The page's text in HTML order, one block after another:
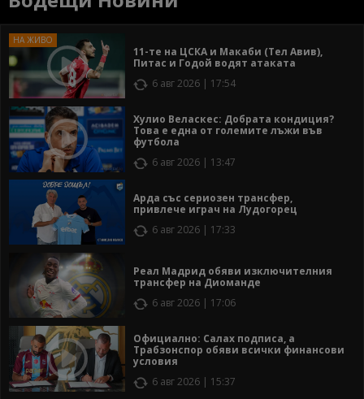
11-те на ЦСКА и Макаби (Тел Авив),
Питас и Годой водят атаката
6 авг 2026 | 17:54
Хулио Веласкес: Добрата кондиция?
Това е една от големите лъжи във
футбола
6 авг 2026 | 13:47
Арда със сериозен трансфер,
привлече играч на Лудогорец
6 авг 2026 | 17:33
Реал Мадрид обяви изключителния
трансфер на Диоманде
6 авг 2026 | 17:06
Официално: Салах подписа, а
Трабзонспор обяви всички финансови
условия
6 авг 2026 | 15:37